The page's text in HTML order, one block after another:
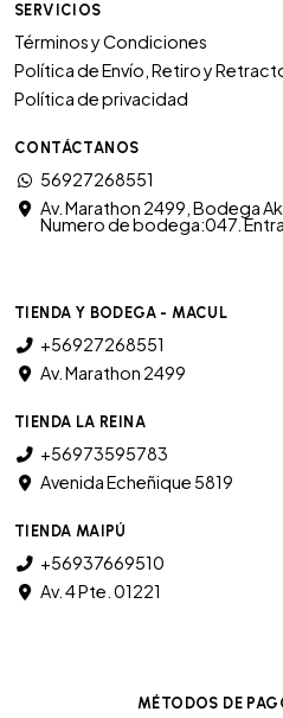
SERVICIOS
Términos y Condiciones
Política de Envío, Retiro y
Política de privacidad
CONTÁCTANOS
56927268551
Av. Marathon 2499, Bodega
Numero de bodega:047.
TIENDA Y BODEGA - MACUL
+56927268551
Av. Marathon 2499
TIENDA LA REINA
+56973595783
Avenida Echeñique 5819
TIENDA MAIPÚ
+56937669510
Av. 4 Pte. 01221
MÉTODOS DE